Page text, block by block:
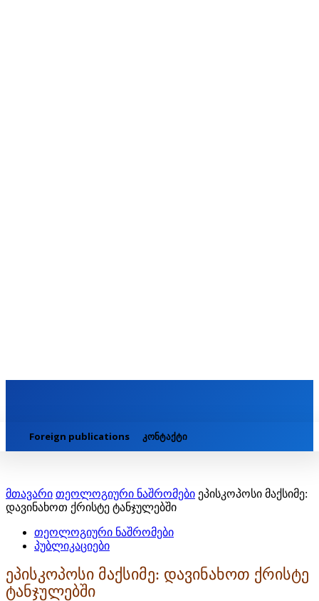
Foreign publications კონტაქტი
მთავარი თეოლოგიური ნაშრომები ეპისკოპოსი მაქსიმე:
დავინახოთ ქრისტე ტანჯულებში
თეოლოგიური ნაშრომები
პუბლიკაციები
ეპისკოპოსი მაქსიმე: დავინახოთ ქრისტე
ტანჯულებში